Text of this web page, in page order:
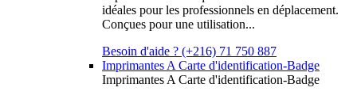
idéales pour les professionnels en déplacement.
Conçues pour une utilisation...
Besoin d'aide ? (+216) 71 750 887
Imprimantes A Carte d'identification-Badge
Imprimantes A Carte d'identification-Badge